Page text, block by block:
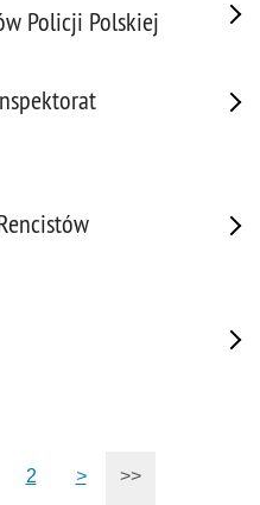
Policji Polskiej
2 > >>